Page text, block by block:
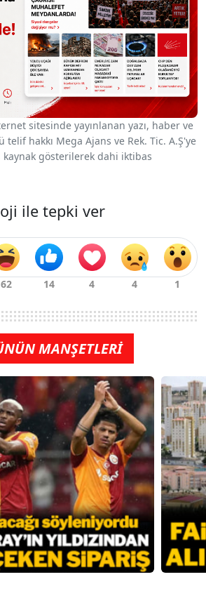
sitesinde yayınlanan yazı, haber ve
hakkı Mega Ajans ve Rek. Tic. A.Ş'ye
gösterilerek dahi iktibas
ile tepki ver
MANŞETLERİ